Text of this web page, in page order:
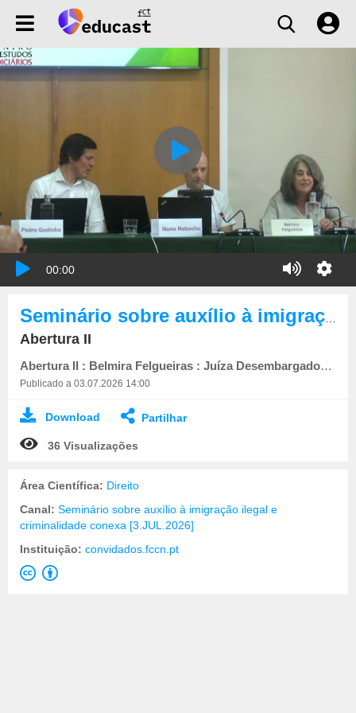
00:00
Abertura II
Abertura II : Belmira Felgueiras : Juíza Desembargadora / Docente CEJ
Publicado a 03.07.2026 14:00
Download Partilhar
36 Visualizações
Área Científica: Direito
Canal: Seminário sobre auxílio à imigração ilegal e
criminalidade conexa [3.JUL.2026]
Instituição: convidados.fccn.pt